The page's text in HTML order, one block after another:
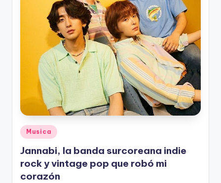
Posted
in
Musica
Jannabi, la banda surcoreana indie
rock y vintage pop que robó mi
corazón